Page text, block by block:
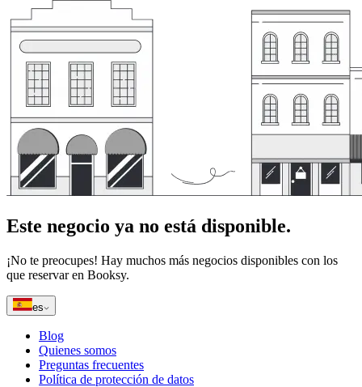
Este negocio ya no está disponible.
¡No te preocupes! Hay muchos más negocios disponibles con los
que reservar en Booksy.
es
Blog
Quienes somos
Preguntas frecuentes
Política de protección de datos